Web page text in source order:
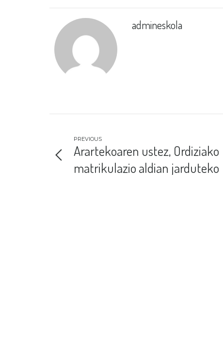
admineskola
PREVIOUS
Arartekoaren ustez, Ordiziako
matrikulazio aldian jarduteko